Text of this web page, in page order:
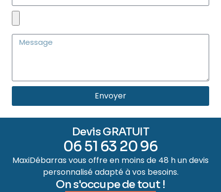
Envoyer
Devis GRATUIT
06 51 63 20 96
MaxiDébarras vous offre en moins de 48 h un devis
personnalisé adapté à vos besoins.
On s'occupe de tout !